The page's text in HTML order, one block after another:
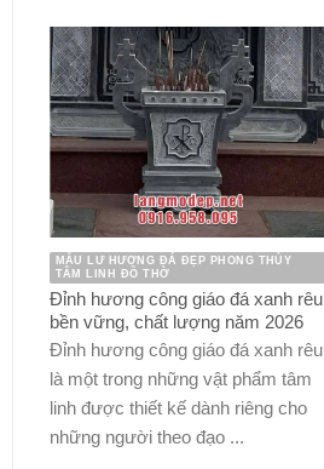
MẪU LƯ HƯƠNG ĐÁ ĐẸP PHONG THỦY
TÂM LINH ĐỒ THỜ
Đỉnh hương công giáo đá xanh rêu
bền vững, chất lượng năm 2026
Đỉnh hương công giáo đá xanh rêu
là một trong những vật phẩm tâm
linh được thiết kế dành riêng cho
những người theo đạo ...